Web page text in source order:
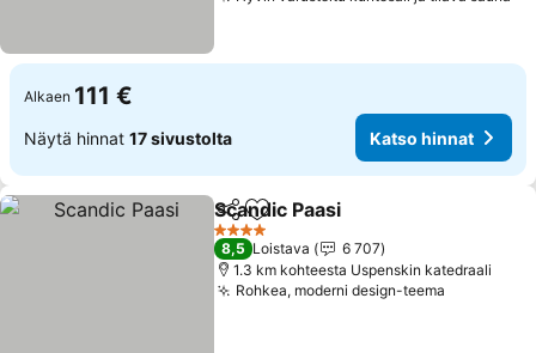
Alkaen 111 €
Näytä hinnat 17 sivustolta Katso hinnat
Jaa Lisää suosikkeihin
Scandic Paasi
4 Tähtiluokitus
8,5 Loistava
6 707
1.3 km kohteesta Uspenskin katedraali
Rohkea, moderni design-teema